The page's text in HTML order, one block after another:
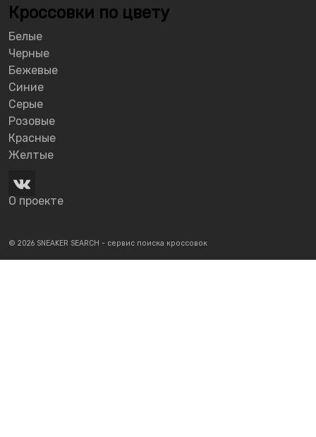
Кроссовки по цвету
Белые
Черные
Бежевые
Синие
Серые
Розовые
Красные
Желтые
О проекте
© 2026 SNEAKER SEARCH - сервис поиска кроссовок